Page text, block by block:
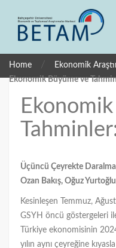
Home / Ekonomik
Ekonomik Büyüme ve
Üçüncü Çeyrekte Daralma
Ozan Bakış, Oğuz Yurtoğlu
Kesinleşen Temmuz,
GSYH öncü göstergeleri
Türkiye ekonomisinin
yılın aynı çeyreğine